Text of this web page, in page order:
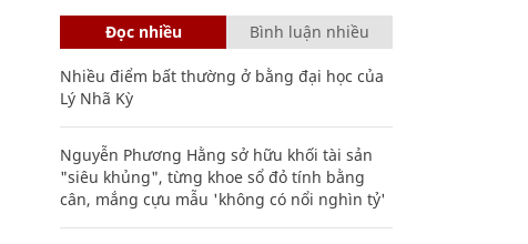
Đọc nhiều Bình luận nhiều
Nhiều điểm bất thường ở bằng đại học của
Lý Nhã Kỳ
Nguyễn Phương Hằng sở hữu khối tài sản
"siêu khủng", từng khoe sổ đỏ tính bằng
cân, mắng cựu mẫu 'không có nổi nghìn tỷ'